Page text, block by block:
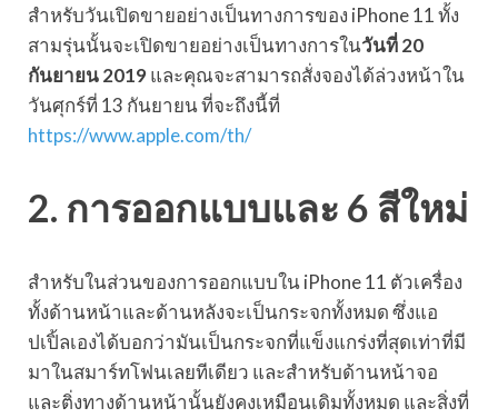
สำหรับวันเปิดขายอย่างเป็นทางการของ iPhone 11 ทั้ง
สามรุ่นนั้นจะเปิดขายอย่างเป็นทางการในวันที่ 20
กันยายน 2019และคุณจะสามารถสั่งจองได้ล่วงหน้าใน
วันศุกร์ที่ 13 กันยายน ที่จะถึงนี้ที่
https://www.apple.com/th/
2. การออกแบบและ 6 สีใหม่
สำหรับในส่วนของการออกแบบใน iPhone 11 ตัวเครื่อง
ทั้งด้านหน้าและด้านหลังจะเป็นกระจกทั้งหมด ซึ่งแอ
ปเปิ้ลเองได้บอกว่ามันเป็นกระจกที่แข็งแกร่งที่สุดเท่าที่มี
มาในสมาร์ทโฟนเลยทีเดียว และสำหรับด้านหน้าจอ
และติ่งทางด้านหน้านั้นยังคงเหมือนเดิมทั้งหมด และสิ่งที่